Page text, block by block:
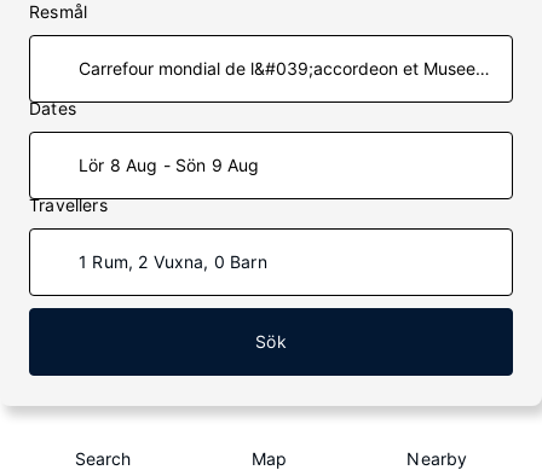
Resmål
Dates
Lör 8 Aug - Sön 9 Aug
Travellers
1 Rum, 2 Vuxna, 0 Barn
Sök
Search Map Nearby